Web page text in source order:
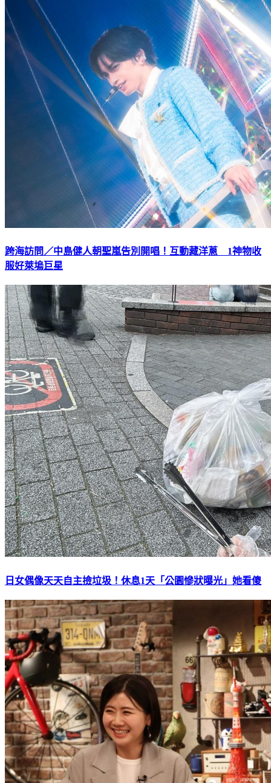
跨海訪問／中島健人朝聖嵐告別開唱！互動藏洋蔥 1神物收
服好萊塢巨星
日女偶像天天自主撿垃圾！休息1天「公園慘狀曝光」她看傻